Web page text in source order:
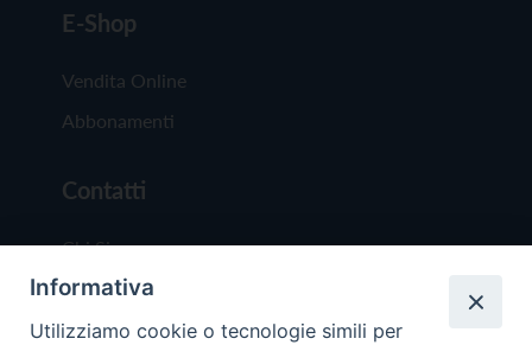
E-Shop
Vendita Online
Abbonamenti
Contatti
Chi Siamo
Redazione
Scrivici
Informativa
Utilizziamo cookie o tecnologie simili per